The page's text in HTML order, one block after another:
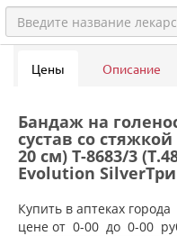
Цены Описание
Бандаж на
сустав со стяжкой
20 см) Т-8683/3
Evolution
Санкт-Петербург) -
аптеках города
Купить в аптеках города
цене от 0-00 до 0-00